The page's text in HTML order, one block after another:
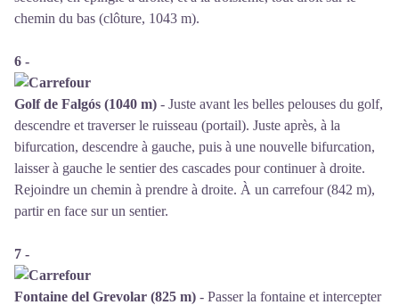
chemin du bas (clôture, 1043 m).
6 -
Golf de Falgós (1040 m) - Juste avant les belles pelouses du golf,
descendre et traverser le ruisseau (portail). Juste après, à la
bifurcation, descendre à gauche, puis à une nouvelle bifurcation,
laisser à gauche le sentier des cascades pour continuer à droite.
Rejoindre un chemin à prendre à droite. À un carrefour (842 m),
partir en face sur un sentier.
7 -
Fontaine del Grevolar (825 m) - Passer la fontaine et intercepter